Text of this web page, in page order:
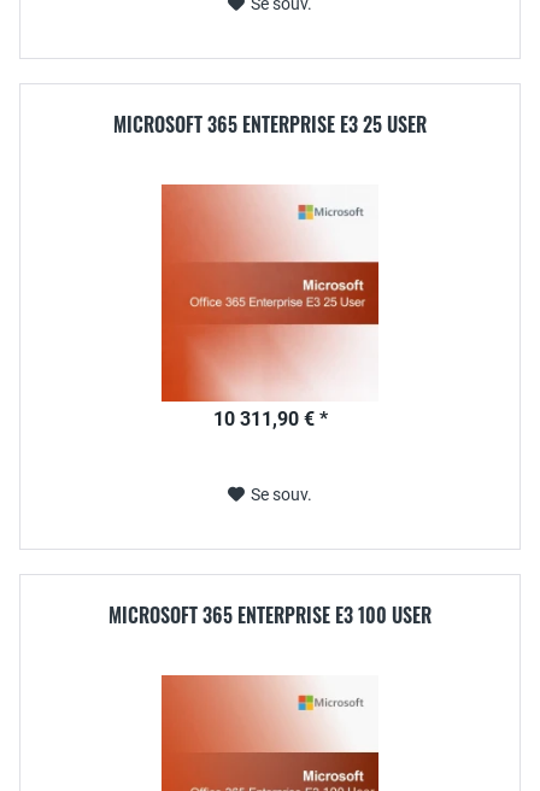
MICROSOFT 365 ENTERPRISE E3 25 USER
10 311,90 € *
Se souv.
MICROSOFT 365 ENTERPRISE E3 100 USER